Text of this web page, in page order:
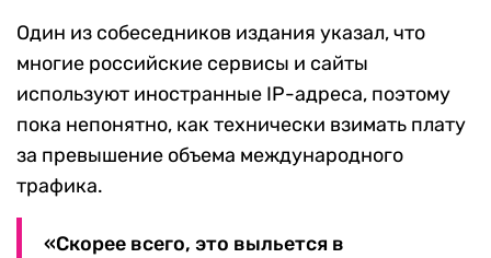
Один из собеседников издания указал, что
многие российские сервисы и сайты
используют иностранные IP-адреса, поэтому
пока непонятно, как технически взимать плату
за превышение объема международного
трафика.
«Скорее всего, это выльется в